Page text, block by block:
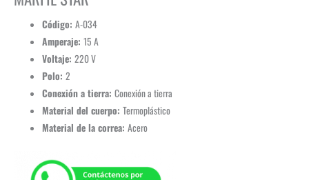
Código:A-034
Amperaje:15 A
Voltaje:220 V
Polo:2
Conexión a tierra:Conexión a tierra
Material del cuerpo:Termoplástico
Material de la correa:Acero